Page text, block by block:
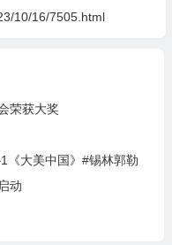
10/16/7505.html
荣获大奖
《大美中国》#锡林郭勒
动